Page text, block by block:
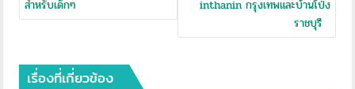
สำหรับเด็กๆ
inthanin กรุงเทพและบ้านโป่ง
ราชบุรี
เรื่องที่เกี่ยวข้อง